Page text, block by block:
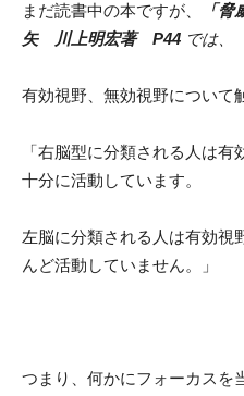
まだ読書中の本ですが、
「
矢 川上明宏著 P44 では、
有効視野、無効視野について
「右脳型に分類される人は
十分に活動しています。
左脳に分類される人は有効視
んど活動していません。」
つまり、何かにフォーカスを